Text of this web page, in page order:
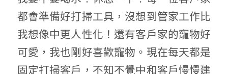
都會準備好打掃工具，沒想到管家工作比
我想像中更人性化！還有客戶家的寵物好
可愛，我也剛好喜歡寵物。現在每天都是
固定打掃客戶，不知不覺中和客戶慢慢建